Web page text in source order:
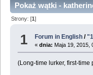
Pokaż wątki -
Strony: [1]
1 Forum in English /
«dnia: Maja 19, 2015,
(Long-time lurker, first-time